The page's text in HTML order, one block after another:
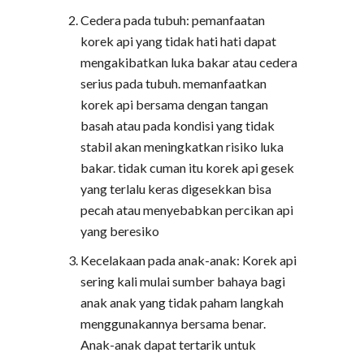
Cedera pada tubuh: pemanfaatan
korek api yang tidak hati hati dapat
mengakibatkan luka bakar atau cedera
serius pada tubuh. memanfaatkan
korek api bersama dengan tangan
basah atau pada kondisi yang tidak
stabil akan meningkatkan risiko luka
bakar. tidak cuman itu korek api gesek
yang terlalu keras digesekkan bisa
pecah atau menyebabkan percikan api
yang beresiko
Kecelakaan pada anak-anak: Korek api
sering kali mulai sumber bahaya bagi
anak anak yang tidak paham langkah
menggunakannya bersama benar.
Anak-anak dapat tertarik untuk